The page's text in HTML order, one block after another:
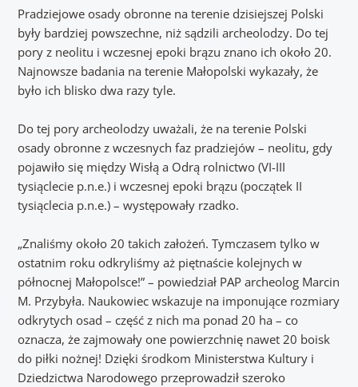
Pradziejowe osady obronne na terenie dzisiejszej Polski
były bardziej powszechne, niż sądzili archeolodzy. Do tej
pory z neolitu i wczesnej epoki brązu znano ich około 20.
Najnowsze badania na terenie Małopolski wykazały, że
było ich blisko dwa razy tyle.
Do tej pory archeolodzy uważali, że na terenie Polski
osady obronne z wczesnych faz pradziejów – neolitu, gdy
pojawiło się między Wisłą a Odrą rolnictwo (VI-III
tysiąclecie p.n.e.) i wczesnej epoki brązu (początek II
tysiąclecia p.n.e.) – występowały rzadko.
„Znaliśmy około 20 takich założeń. Tymczasem tylko w
ostatnim roku odkryliśmy aż piętnaście kolejnych w
północnej Małopolsce!” – powiedział PAP archeolog Marcin
M. Przybyła. Naukowiec wskazuje na imponujące rozmiary
odkrytych osad – część z nich ma ponad 20 ha – co
oznacza, że zajmowały one powierzchnię nawet 20 boisk
do piłki nożnej! Dzięki środkom Ministerstwa Kultury i
Dziedzictwa Narodowego przeprowadził szeroko